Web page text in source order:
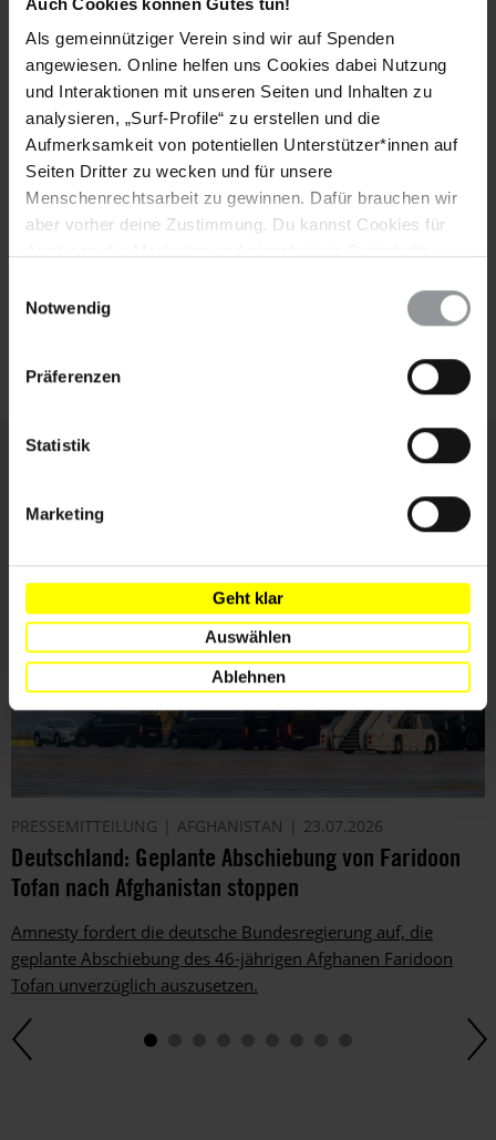
Als gemeinnütziger Verein sind wir auf Spenden
angewiesen. Online helfen uns Cookies dabei Nutzung
und Interaktionen mit unseren Seiten und Inhalten zu
analysieren, „Surf-Profile“ zu erstellen und die
Aufmerksamkeit von potentiellen Unterstützer*innen auf
Seiten Dritter zu wecken und für unsere
Menschenrechtsarbeit zu gewinnen. Dafür brauchen wir
aber vorher deine Zustimmung. Du kannst Cookies für
wieder ändern. Diesen Banner kannst Du über den Link
Notwendig
Präferenzen
Statistik
Marketing
Geht klar
Auswählen
Ablehnen
Vorname
Nachname
E-
Mail
Nutzungsbedingungen
gelesen und stimme
Weitere Artikel
PRESSEMITTEILUNG AFGHANISTAN 23.07.2026
Deutschland: Geplante Abschiebung von Faridoon
Tofan nach Afghanistan stoppen
Amnesty fordert die deutsche Bundesregierung auf, die
geplante Abschiebung des 46-jährigen Afghanen Faridoon
Tofan unverzüglich auszusetzen.